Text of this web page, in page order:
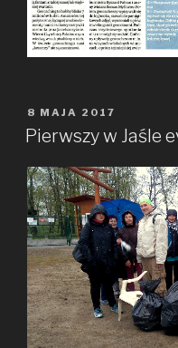
OPUBLIKOWANE
W
8 MAJA 2017
Pierwszy w Jaśle